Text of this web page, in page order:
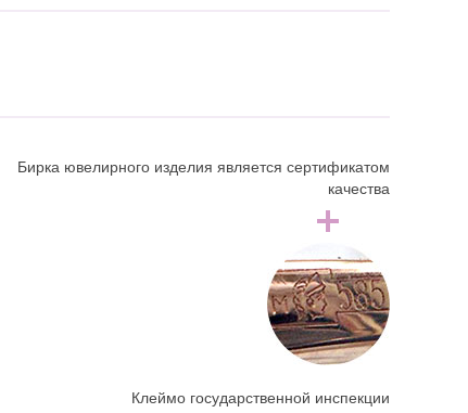
Бирка ювелирного изделия является сертификатом
качества
Клеймо государственной инспекции